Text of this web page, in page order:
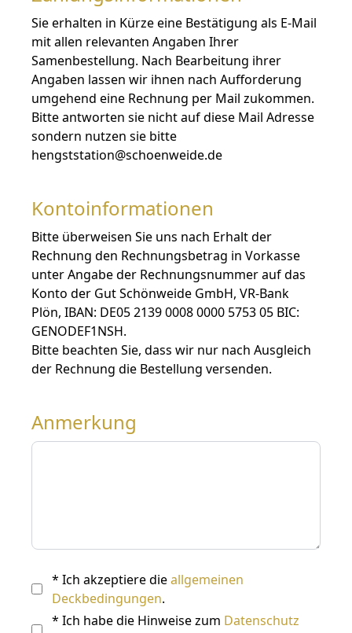
Sie erhalten in Kürze eine Bestätigung als E-Mail
mit allen relevanten Angaben Ihrer
Samenbestellung. Nach Bearbeitung ihrer
Angaben lassen wir ihnen nach Aufforderung
umgehend eine Rechnung per Mail zukommen.
Bitte antworten sie nicht auf diese Mail Adresse
sondern nutzen sie bitte
hengststation@schoenweide.de
Kontoinformationen
Bitte überweisen Sie uns nach Erhalt der
Rechnung den Rechnungsbetrag in Vorkasse
unter Angabe der Rechnungsnummer auf das
Konto der Gut Schönweide GmbH, VR-Bank
Plön, IBAN: DE05 2139 0008 0000 5753 05 BIC:
GENODEF1NSH.
Bitte beachten Sie, dass wir nur nach Ausgleich
der Rechnung die Bestellung versenden.
Anmerkung
* Ich akzeptiere dieallgemeinen
Deckbedingungen.
* Ich habe die Hinweise zum Datenschutz